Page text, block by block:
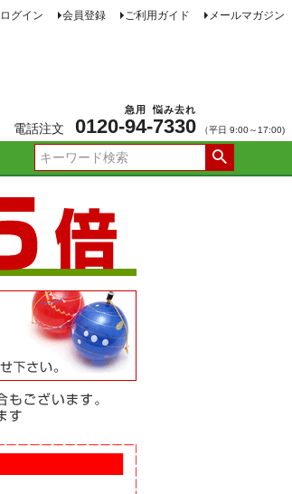
ログイン 会員登録 ご利用ガイド メールマガジン
電話注文 0120-94
急用
-7330
悩み去れ
（平日 9:00～17:00)